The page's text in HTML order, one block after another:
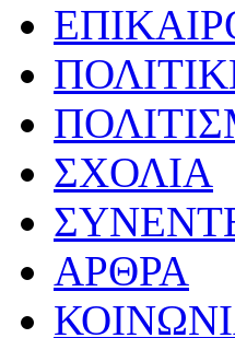
ΣΧΟΛΙΑ
ΑΡΘΡΑ